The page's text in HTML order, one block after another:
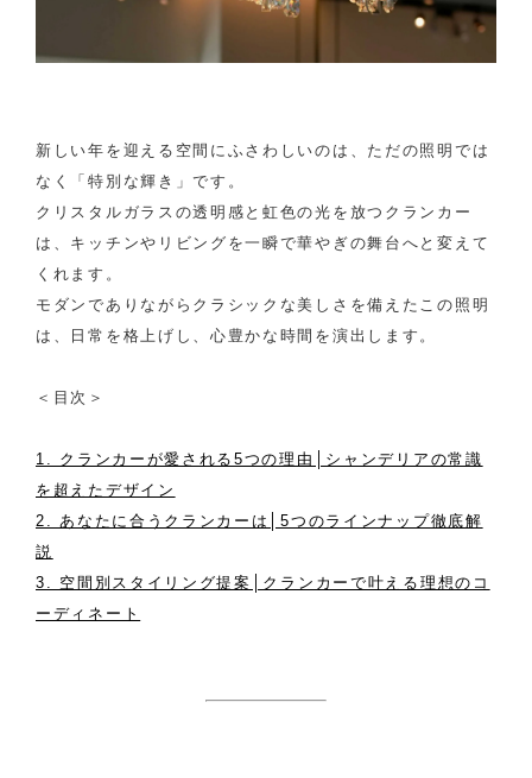
新しい年を迎える空間にふさわしいのは、ただの照明では
なく「特別な輝き」です。
クリスタルガラスの透明感と虹色の光を放つクランカー
は、キッチンやリビングを一瞬で華やぎの舞台へと変えて
くれます。
モダンでありながらクラシックな美しさを備えたこの照明
は、日常を格上げし、心豊かな時間を演出します。
＜目次＞
1. クランカーが愛される5つの理由│シャンデリアの常識
を超えたデザイン
2. あなたに合うクランカーは│5つのラインナップ徹底解
説
3. 空間別スタイリング提案│クランカーで叶える理想のコ
ーディネート